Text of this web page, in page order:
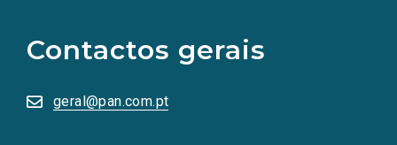
Contactos gerais
geral@pan.com.pt
redes
sociais
numa
nova